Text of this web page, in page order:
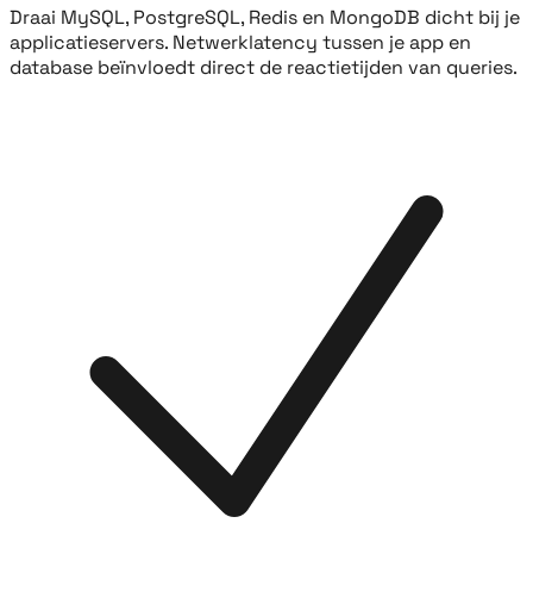
Draai MySQL, PostgreSQL, Redis en MongoDB dicht bij je
applicatieservers. Netwerklatency tussen je app en
database beïnvloedt direct de reactietijden van queries.